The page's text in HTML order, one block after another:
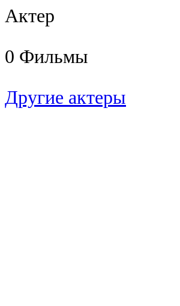
Актер
0 Фильмы
Другие актеры